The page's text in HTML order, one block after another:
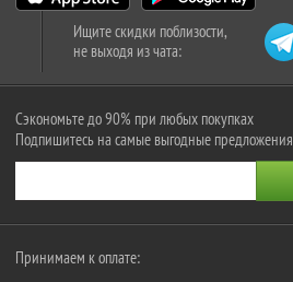
Ищите скидки поблизости,
не выходя из чата:
Сэкономьте до 90% при любых покупках
Подпишитесь на самые выгодные предложения
Принимаем к оплате: